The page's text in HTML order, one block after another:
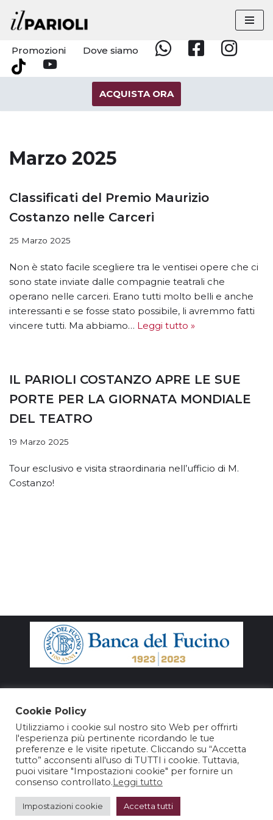
Vai
al
contenuto
Promozioni Dove siamo
WhatsappFacebookInstagram
Tik
YouTube
ACQUISTA ORA
Marzo 2025
Classificati del Premio Maurizio
Costanzo nelle Carceri
25 Marzo 2025
Non è stato facile scegliere tra le ventisei opere che ci
sono state inviate dalle compagnie teatrali che
operano nelle carceri. Erano tutti molto belli e anche
interessanti e se fosse stato possibile, li avremmo fatti
vincere tutti. Ma abbiamo… Leggi tutto »
IL PARIOLI COSTANZO APRE LE SUE
PORTE PER LA GIORNATA MONDIALE
DEL TEATRO
19 Marzo 2025
Tour esclusivo e visita straordinaria nell’ufficio di M.
Costanzo!
Cookie Policy
Utilizziamo i cookie sul nostro sito Web per offrirti
l'esperienza più pertinente ricordando le tue
preferenze e le visite ripetute. Cliccando su “Accetta
tutto” acconsenti all'uso di TUTTI i cookie. Tuttavia,
puoi visitare "Impostazioni cookie" per fornire un
consenso controllato.Leggi tutto
Impostazioni cookie Accetta tutti